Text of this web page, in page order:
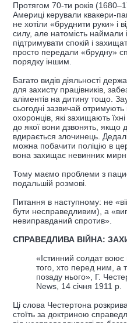
Протягом 70-ти років
Америці керували квакери-
не хотіли «бруднити руки» і
силу, але натомість наймали
підтримувати спокій і
просто передали «брудну»
порядку іншим.
Багато видів діяльності
для захисту працівників,
аліментів на дитину тощо.
сьогодні зазвичай отримують
охоронців, які захищають
до якої вони дзвонять, якщо
вдирається злочинець.
можна побачити поліцію в
вона захищає невинних
Тому маємо проблеми з
подальшій розмові.
Питання в наступному: не
бути несправедливим), а
невиправданий спротив».
СПРАВЕДЛИВА ВІЙНА:
«Істинний солдат
того, хто перед ним, а
позаду нього», Г.
News, 14 січня 1911 р.
Ці слова Честертона
стоїть за доктриною